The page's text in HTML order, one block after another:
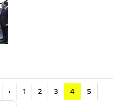
Anfang
‹ Vorherige
1 2 3 4
5